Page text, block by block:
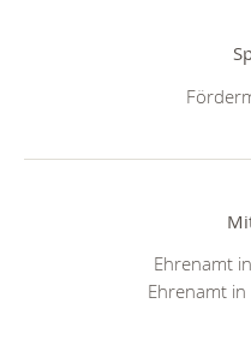
Ehrenamt
Ehrenamt